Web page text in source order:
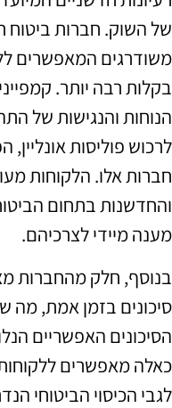
של השוק. חברות ביטוח
משודרגים המאפשרים
בקלות רבה יותר.
הנוחות והנגישות של
לרכוש פוליסות
חברות אלו. הלקוחות
והחדשנות בתחום
מענה מיידי לצרכיהם.
בנוסף, חלק מהחברות
סיכונים בזמן אמת, מה
הסיכונים האפשריים
כאלה מאפשרים
לגבי הכיסוי הביטוחי